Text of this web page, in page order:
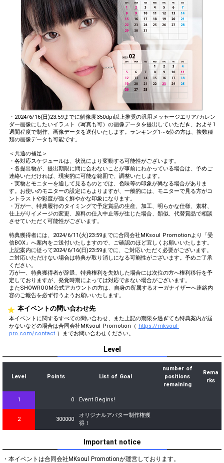
・2024/6/16(日)23:59までに解像度350dpi以上推奨の汎用メッセージエリア/カレン
ダー画像にしたいイラスト（写真も可）の画像データを提出していただき、およそ1
週間程度で制作、画像データを送付いたします。ランキング1～6位の方は、複数種
類の画像データも可能です。
＜共通の補足＞
・各対応スケジュールは、状況により変動する可能性がございます。
・各提出物が、提出期限に間に合わないことが事前にわかっている場合は、予めご
連絡いただければ、現実的に可能な範囲で、調整いたします。
・実物とモニターを通して見るものとでは、色味等の印象が異なる場合がありま
す。お使いのモニターの設定にもよりますが、一般的には、モニターで見る方がコ
ントラストや彩度が強く鮮やかな印象になります。
・万が一、特典履行のタイミングで予定賞品の生産、加工、明らかな仕様、素材、
仕上がりイメージの変更、原料の仕入中止等が生じた場合、類似、代替賞品で相談
させていただく可能性がございます。
特典獲得者には、2024/6/11(火)23:59までに合同会社MKsoul Promotionより「受
信BOX」へ案内をご送付いたしますので、ご確認のほど宜しくお願いいたします。
上記案内に従って2024/6/16(日)23:59までに、ご対応いただく必要がございます。
ご対応いただけない場合は特典が取り消しになる可能性がございます。予めご了承
ください。
万が一、特典獲得者が辞退、特典権利を失効した場合には次位の方へ権利移行を予
定しておりますが、発覚時期によっては対応できない場合がございます。
またSHOWROOM公式アカウントの方は、自身の所属するオーガナイザーへ連絡内
容のご報告を必ず行うようお願いいたします。
本イベントの問い合わせ先
本イベントに関するすべての問い合わせ、また上記の期限を過ぎても特典案内が届
かないなどの場合は合同会社MKsoul Promotion（ https://mksoul-
pro.com/contact ）までお問い合わせください。
Level
Level Points List of Goal
number of
positions
remaining
Rema
rks
1 0 Event Begins!
2 300000
オリジナルアバター制作権獲
得！
Important notice
・本イベントは合同会社MKsoul Promotionが運営しております。